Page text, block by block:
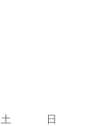
土
日